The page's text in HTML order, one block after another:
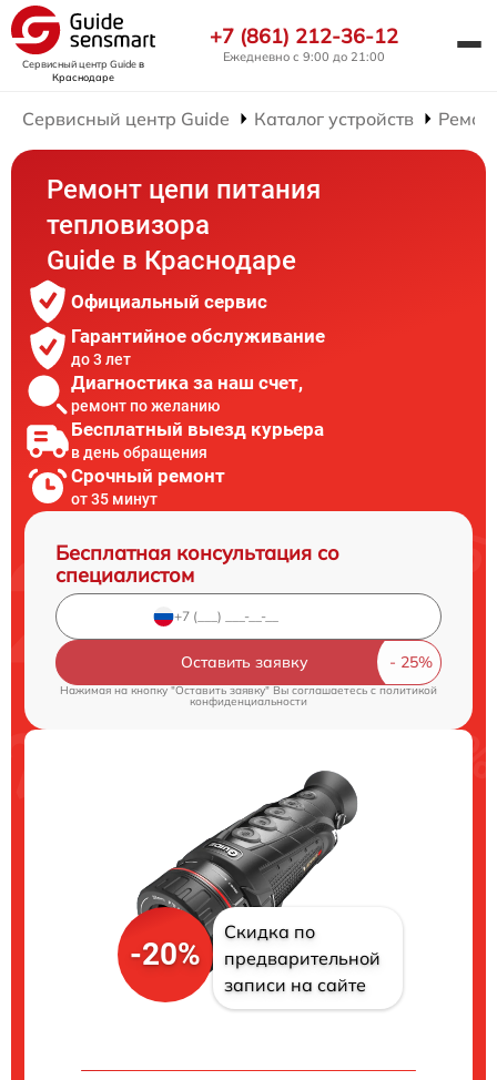
Сервисный центр Guideв
Краснодаре
+7 (861) 212-36-12
Ежедневно с 9:00 до 21:00
Сервисный центр Guide Каталог устройств
Ремонт цепи питания
тепловизора
Guide в Краснодаре
Официальный сервис
Гарантийное обслуживание
до 3 лет
Диагностика за наш счет,
ремонт по желанию
Бесплатный выезд курьера
в день обращения
Срочный ремонт
от 35 минут
Бесплатная консультация со
специалистом
Оставить заявку
Нажимая на кнопку "Оставить заявку" Вы соглашаетесь cполитикой
конфиденциальности
-20%
Скидка по
предварительной
записи на сайте